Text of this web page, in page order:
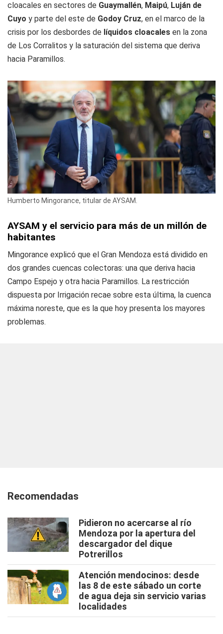
cloacales en sectores de Guaymallén, Maipú, Luján de
Cuyo y parte del este de Godoy Cruz, en el marco de la
crisis por los desbordes de líquidos cloacales en la zona
de Los Corralitos y la saturación del sistema que deriva
hacia Paramillos.
Humberto Mingorance, titular de AYSAM.
AYSAM y el servicio para más de un millón de
habitantes
Mingorance explicó que el Gran Mendoza está dividido en
dos grandes cuencas colectoras: una que deriva hacia
Campo Espejo y otra hacia Paramillos. La restricción
dispuesta por Irrigación recae sobre esta última, la cuenca
máxima noreste, que es la que hoy presenta los mayores
problemas.
Recomendadas
Pidieron no acercarse al río
Mendoza por la apertura del
descargador del dique
Potrerillos
Atención mendocinos: desde
las 8 de este sábado un corte
de agua deja sin servicio varias
localidades